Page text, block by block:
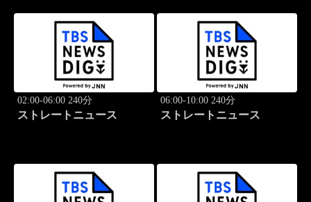
02:00-06:00 240分
ストレートニュース
06:00-10:00 240分
ストレートニュース